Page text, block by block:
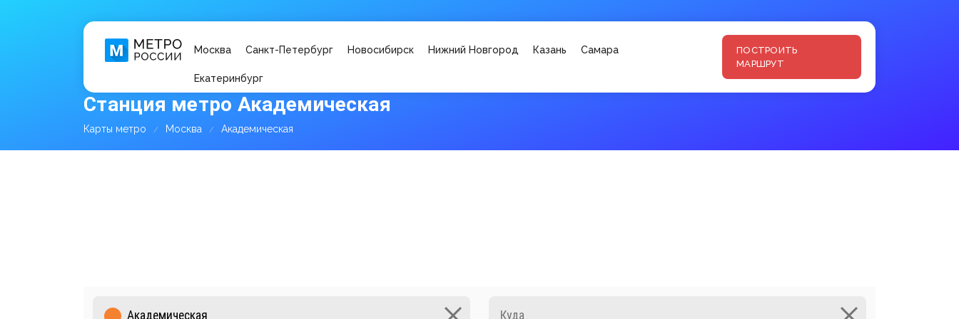
Москва Санкт-Петербург Новосибирск Нижний Новгород Казань Самара
Екатеринбург
ПОСТРОИТЬ
МАРШРУТ
Станция метро Академическая
Карты метро Москва Академическая